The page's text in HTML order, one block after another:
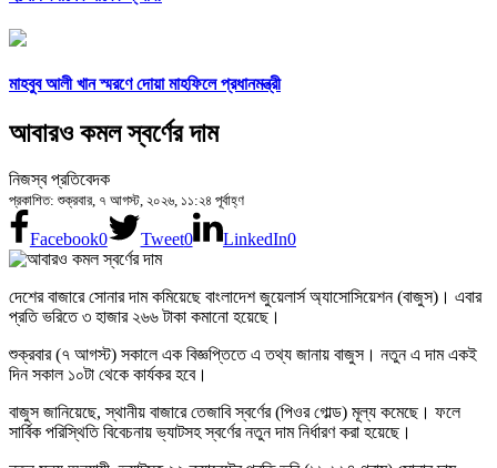
মাহবুব আলী খান স্মরণে দোয়া মাহফিলে প্রধানমন্ত্রী
আবারও কমল স্বর্ণের দাম
নিজস্ব প্রতিবেদক
প্রকাশিত: শুক্রবার, ৭ আগস্ট, ২০২৬, ১১:২৪ পূর্বাহ্ণ
Facebook0 Tweet0 LinkedIn0
দেশের বাজারে সোনার দাম কমিয়েছে বাংলাদেশ জুয়েলার্স অ্যাসোসিয়েশন (বাজুস)। এবার
প্রতি ভরিতে ৩ হাজার ২৬৬ টাকা কমানো হয়েছে।
শুক্রবার (৭ আগস্ট) সকালে এক বিজ্ঞপ্তিতে এ তথ্য জানায় বাজুস। নতুন এ দাম একই
দিন সকাল ১০টা থেকে কার্যকর হবে।
বাজুস জানিয়েছে, স্থানীয় বাজারে তেজাবি স্বর্ণের (পিওর গোল্ড) মূল্য কমেছে। ফলে
সার্বিক পরিস্থিতি বিবেচনায় ভ্যাটসহ স্বর্ণের নতুন দাম নির্ধারণ করা হয়েছে।